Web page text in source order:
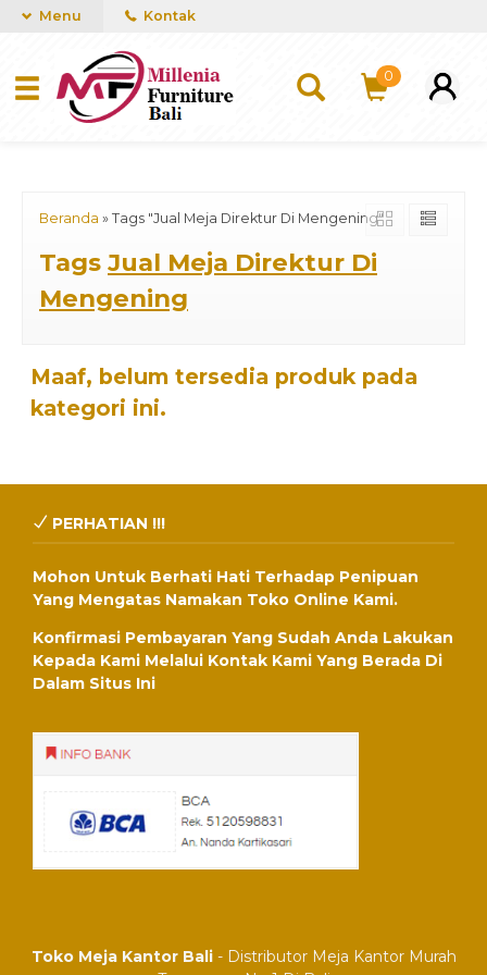
mUCn7CwGawCVTvwq7a99f4AgACOVgZvYEW65FFSDBf0
Menu Kontak
0
Beranda » Tags "Jual Meja Direktur Di Mengening"
Tags Jual Meja Direktur Di
Mengening
Maaf, belum tersedia produk pada
kategori ini.
PERHATIAN !!!
Mohon Untuk Berhati Hati Terhadap Penipuan
Yang Mengatas Namakan Toko Online Kami.
Konfirmasi Pembayaran Yang Sudah Anda Lakukan
Kepada Kami Melalui Kontak Kami Yang Berada Di
Dalam Situs Ini
Toko Meja Kantor Bali- Distributor Meja Kantor Murah